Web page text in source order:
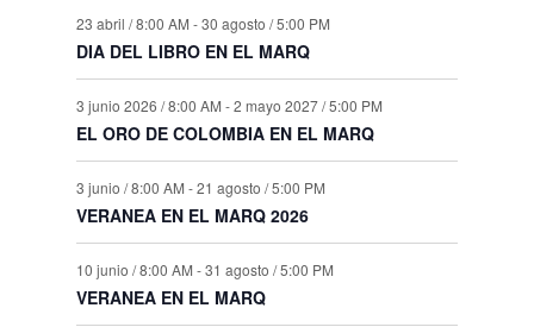
23 abril / 8:00 AM -30 agosto / 5:00 PM
DIA DEL LIBRO EN EL MARQ
3 junio 2026 / 8:00 AM -2 mayo 2027 / 5:00 PM
EL ORO DE COLOMBIA EN EL MARQ
3 junio / 8:00 AM -21 agosto / 5:00 PM
VERANEA EN EL MARQ 2026
10 junio / 8:00 AM -31 agosto / 5:00 PM
VERANEA EN EL MARQ